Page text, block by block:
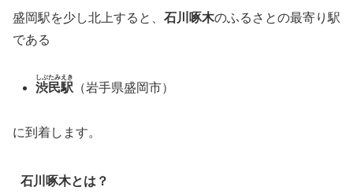
盛岡駅を少し北上すると、 石川啄木のふるさとの最寄り駅
である
渋民駅
しぶたみえき
（岩手県盛岡市）
に到着します。
石川啄木とは？